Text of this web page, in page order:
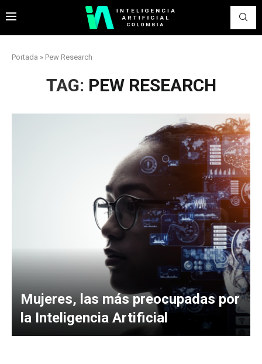
Portada » Pew Research
TAG: PEW RESEARCH
Mujeres, las más preocupadas por
la Inteligencia Artificial